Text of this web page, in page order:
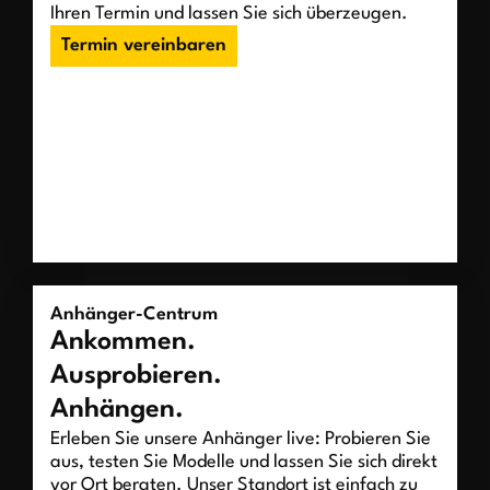
Ihren Termin und lassen Sie sich überzeugen.
Termin vereinbaren
Anhänger-Centrum
Ankommen.
Ausprobieren.
Anhängen.
Erleben Sie unsere Anhänger live: Probieren Sie
aus, testen Sie Modelle und lassen Sie sich direkt
vor Ort beraten. Unser Standort ist einfach zu